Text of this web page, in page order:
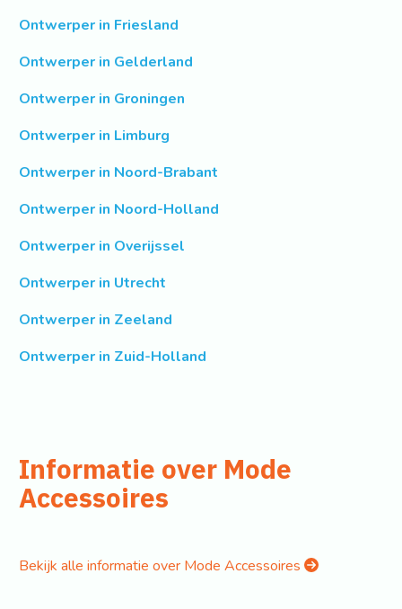
Ontwerper in Friesland
Ontwerper in Gelderland
Ontwerper in Groningen
Ontwerper in Limburg
Ontwerper in Noord-Brabant
Ontwerper in Noord-Holland
Ontwerper in Overijssel
Ontwerper in Utrecht
Ontwerper in Zeeland
Ontwerper in Zuid-Holland
Informatie over Mode
Accessoires
Bekijk alle informatie over Mode Accessoires